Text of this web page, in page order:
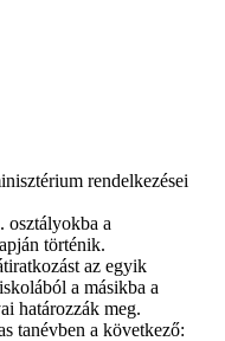
rendelkezései
osztályokba a
történik.
az egyik
a másikba a
határozzák meg.
tanévben a következő: